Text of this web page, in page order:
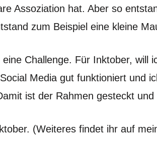
Assoziation hat. Aber so
zum Beispiel eine kleine
Challenge. Für Inktober, will
Media gut funktioniert und
ist der Rahmen gesteckt
(Weiteres findet ihr auf